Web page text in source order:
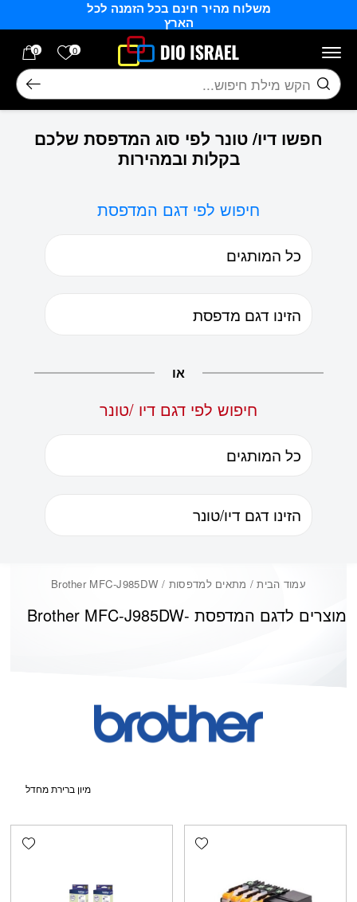
משלוח מהיר חינם בכל הזמנה לכל
הארץ
0 הרשימה
0
חיפוש
חפשו דיו/ טונר לפי סוג המדפסת שלכם
בקלות ובמהירות
חיפוש לפי דגם המדפסת
או
חיפוש לפי דגם דיו /טונר
עמוד הבית/ מתאים למדפסות / Brother MFC-J985DW
Brother MFC-J985DWמוצרים לדגם המדפסת -
Add wishlist